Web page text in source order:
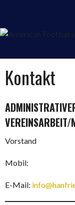
Inhalt
Kontakt
VEREINSARBEIT/
Vorstand
Mobil:
E-Mail: